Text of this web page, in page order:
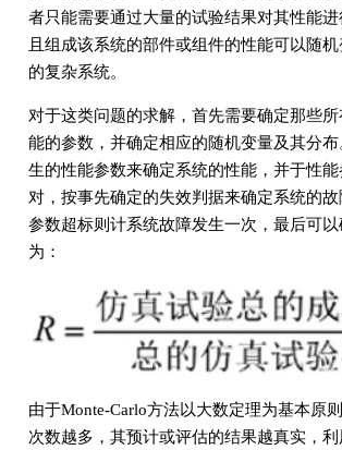
者只能需要通过大量的试验结果对其性能
且组成该系统的部件或组件的性能可以随
的复杂系统。
对于这类问题的求解，首先需要确定那些
能的参数，并确定相应的随机变量及其分
生的性能参数来确定系统的性能，并于性
对，按事先确定的失效判据来确定系统的
参数超标则计系统故障发生一次，最后可
为：
由于Monte-Carlo方法以大数定理为基本原
次数越多，其预计或评估的结果越真实，利